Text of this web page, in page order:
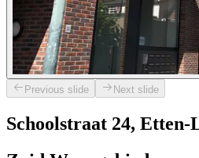
Previous slide Next slide
Schoolstraat 24, Etten-